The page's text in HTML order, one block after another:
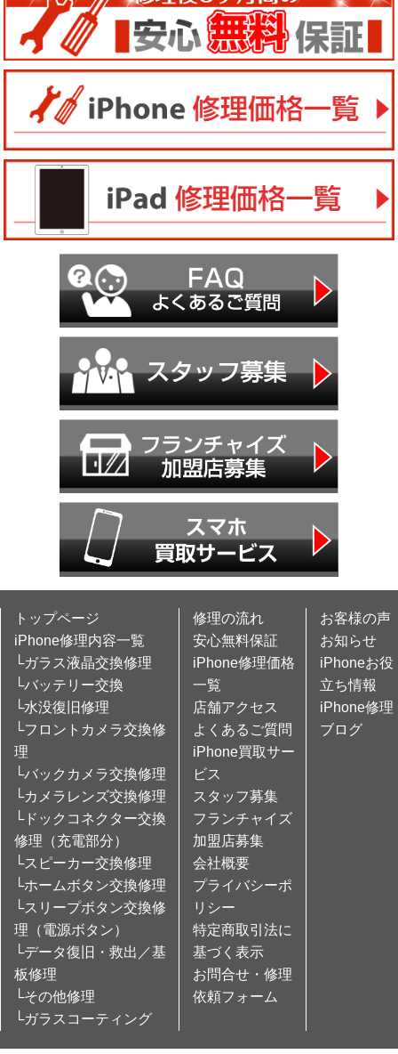
トップページ
iPhone修理内容一覧
└ガラス液晶交換修理
└バッテリー交換
└水没復旧修理
└フロントカメラ交換修
理
└バックカメラ交換修理
└カメラレンズ交換修理
└ドックコネクター交換
修理（充電部分）
└スピーカー交換修理
└ホームボタン交換修理
└スリープボタン交換修
理（電源ボタン）
└データ復旧・救出／基
板修理
└その他修理
└ガラスコーティング
修理の流れ
安心無料保証
iPhone修理価格
一覧
店舗アクセス
よくあるご質問
iPhone買取サー
ビス
スタッフ募集
フランチャイズ
加盟店募集
会社概要
プライバシーポ
リシー
特定商取引法に
基づく表示
お問合せ・修理
依頼フォーム
お客様の声
お知らせ
iPhoneお役
立ち情報
iPhone修理
ブログ